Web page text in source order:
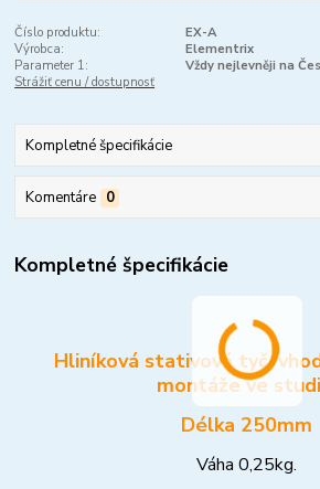
Číslo produktu:
EX-A
Výrobca:
Elementrix
Parameter 1:
Vždy nejlevněji na
Strážiť cenu / dostupnosť
Kompletné špecifikácie
Komentáre 0
Kompletné špecifikácie
Hliníková stativová tyč,
montáže ve
Délka 250mm
Váha 0,25kg.